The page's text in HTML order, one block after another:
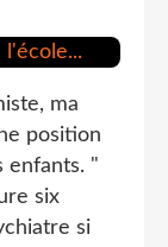
ma
position
enfants. "
six
si